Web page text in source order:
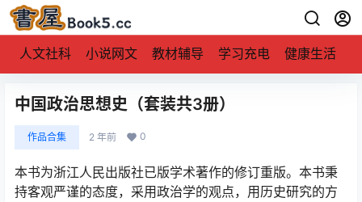
人文社科 小说网文 教材辅导 学习充电 健康生活
中国政治思想史（套装共3册）
作品合集 2 年前 0
本书为浙江人民出版社已版学术著作的修订重版。本书秉
持客观严谨的态度，采用政治学的观点，用历史研究的方